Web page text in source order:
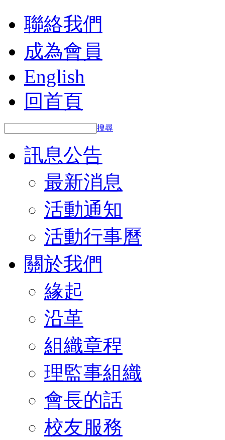
聯絡我們
成為會員
English
回首頁
搜尋
訊息公告
最新消息
活動通知
活動行事曆
關於我們
緣起
沿革
組織章程
理監事組織
會長的話
校友服務